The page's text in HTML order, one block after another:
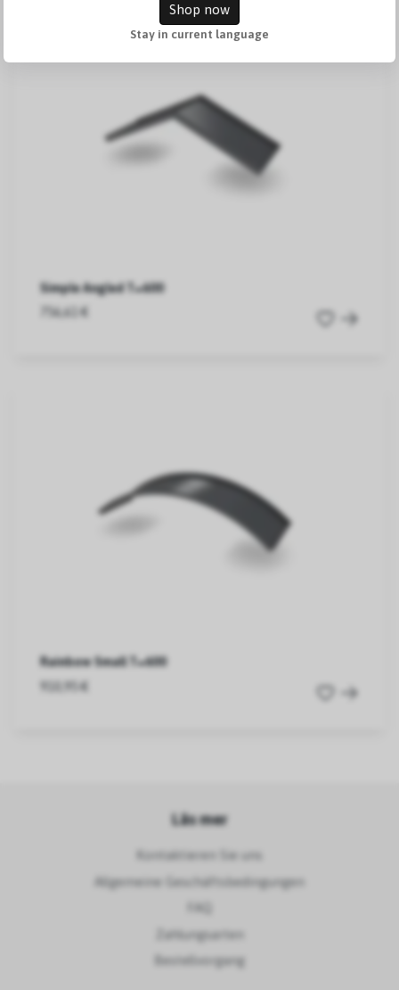
Simple Angled T=600
756,61 €
Rainbow Small T=600
910,95 €
Läs mer
Kontaktieren Sie uns
Allgemeine Geschäftsbedingungen
FAQ
Zahlungsarten
Bestellvorgang
Shop now
Stay in current language